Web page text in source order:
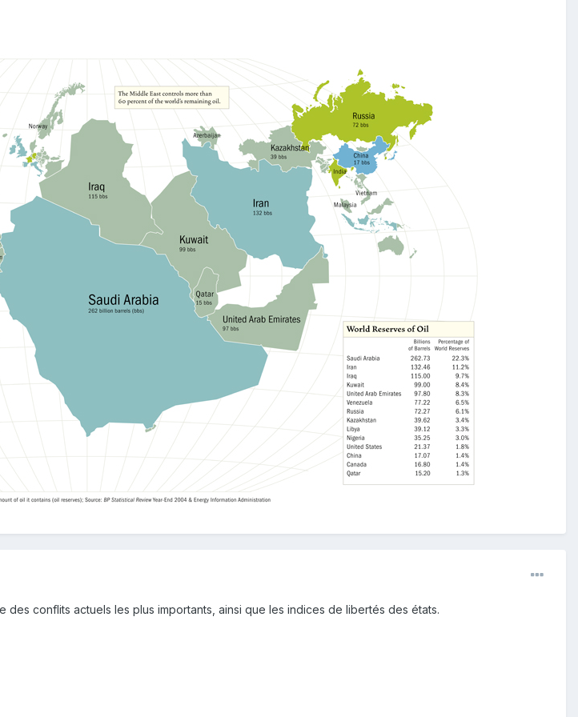
conflits actuels les plus importants, ainsi que les indices de libertés des états.